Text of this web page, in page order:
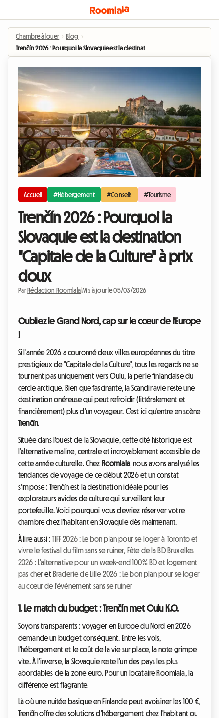
Chambre à louer › Blog ›
Trenčín 2026 : Pourquoi la Slovaquie est la destination "Capitale de la Culture"
Accueil #Hébergement #Conseils #Tourisme
Trenčín 2026 : Pourquoi la
Slovaquie est la destination
"Capitale de la Culture" à prix
doux
Par Rédaction Roomlala |Mis à jour le 05/03/2026
Oubliez le Grand Nord, cap sur le cœur de l'Europe
!
Si l'année 2026 a couronné deux villes européennes du titre
prestigieux de "Capitale de la Culture", tous les regards ne se
tournent pas uniquement vers Oulu, la perle finlandaise du
cercle arctique. Bien que fascinante, la Scandinavie reste une
destination onéreuse qui peut refroidir (littéralement et
financièrement) plus d'un voyageur. C'est ici qu'entre en scène
Trenčín.
Située dans l'ouest de la Slovaquie, cette cité historique est
l'alternative maline, centrale et incroyablement accessible de
cette année culturelle. Chez Roomlala, nous avons analysé les
tendances de voyage de ce début 2026 et un constat
s'impose : Trenčín est la destination idéale pour les
explorateurs avides de culture qui surveillent leur
portefeuille. Voici pourquoi vous devriez réserver votre
chambre chez l'habitant en Slovaquie dès maintenant.
À lire aussi :TIFF 2026 : Le bon plan pour se loger à Toronto et
vivre le festival du film sans se ruiner, Fête de la BD Bruxelles
2026 : L'alternative pour un week-end 100% BD et logement
pas cheret Braderie de Lille 2026 : Le bon plan pour se loger
au cœur de l'événement sans se ruiner
1. Le match du budget : Trenčín met Oulu K.O.
Soyons transparents : voyager en Europe du Nord en 2026
demande un budget conséquent. Entre les vols,
l'hébergement et le coût de la vie sur place, la note grimpe
vite. À l'inverse, la Slovaquie reste l'un des pays les plus
abordables de la zone euro. Pour un locataire Roomlala, la
différence est flagrante.
Là où une nuitée basique en Finlande peut avoisiner les 100 €,
Trenčín offre des solutions d'hébergement chez l'habitant ou